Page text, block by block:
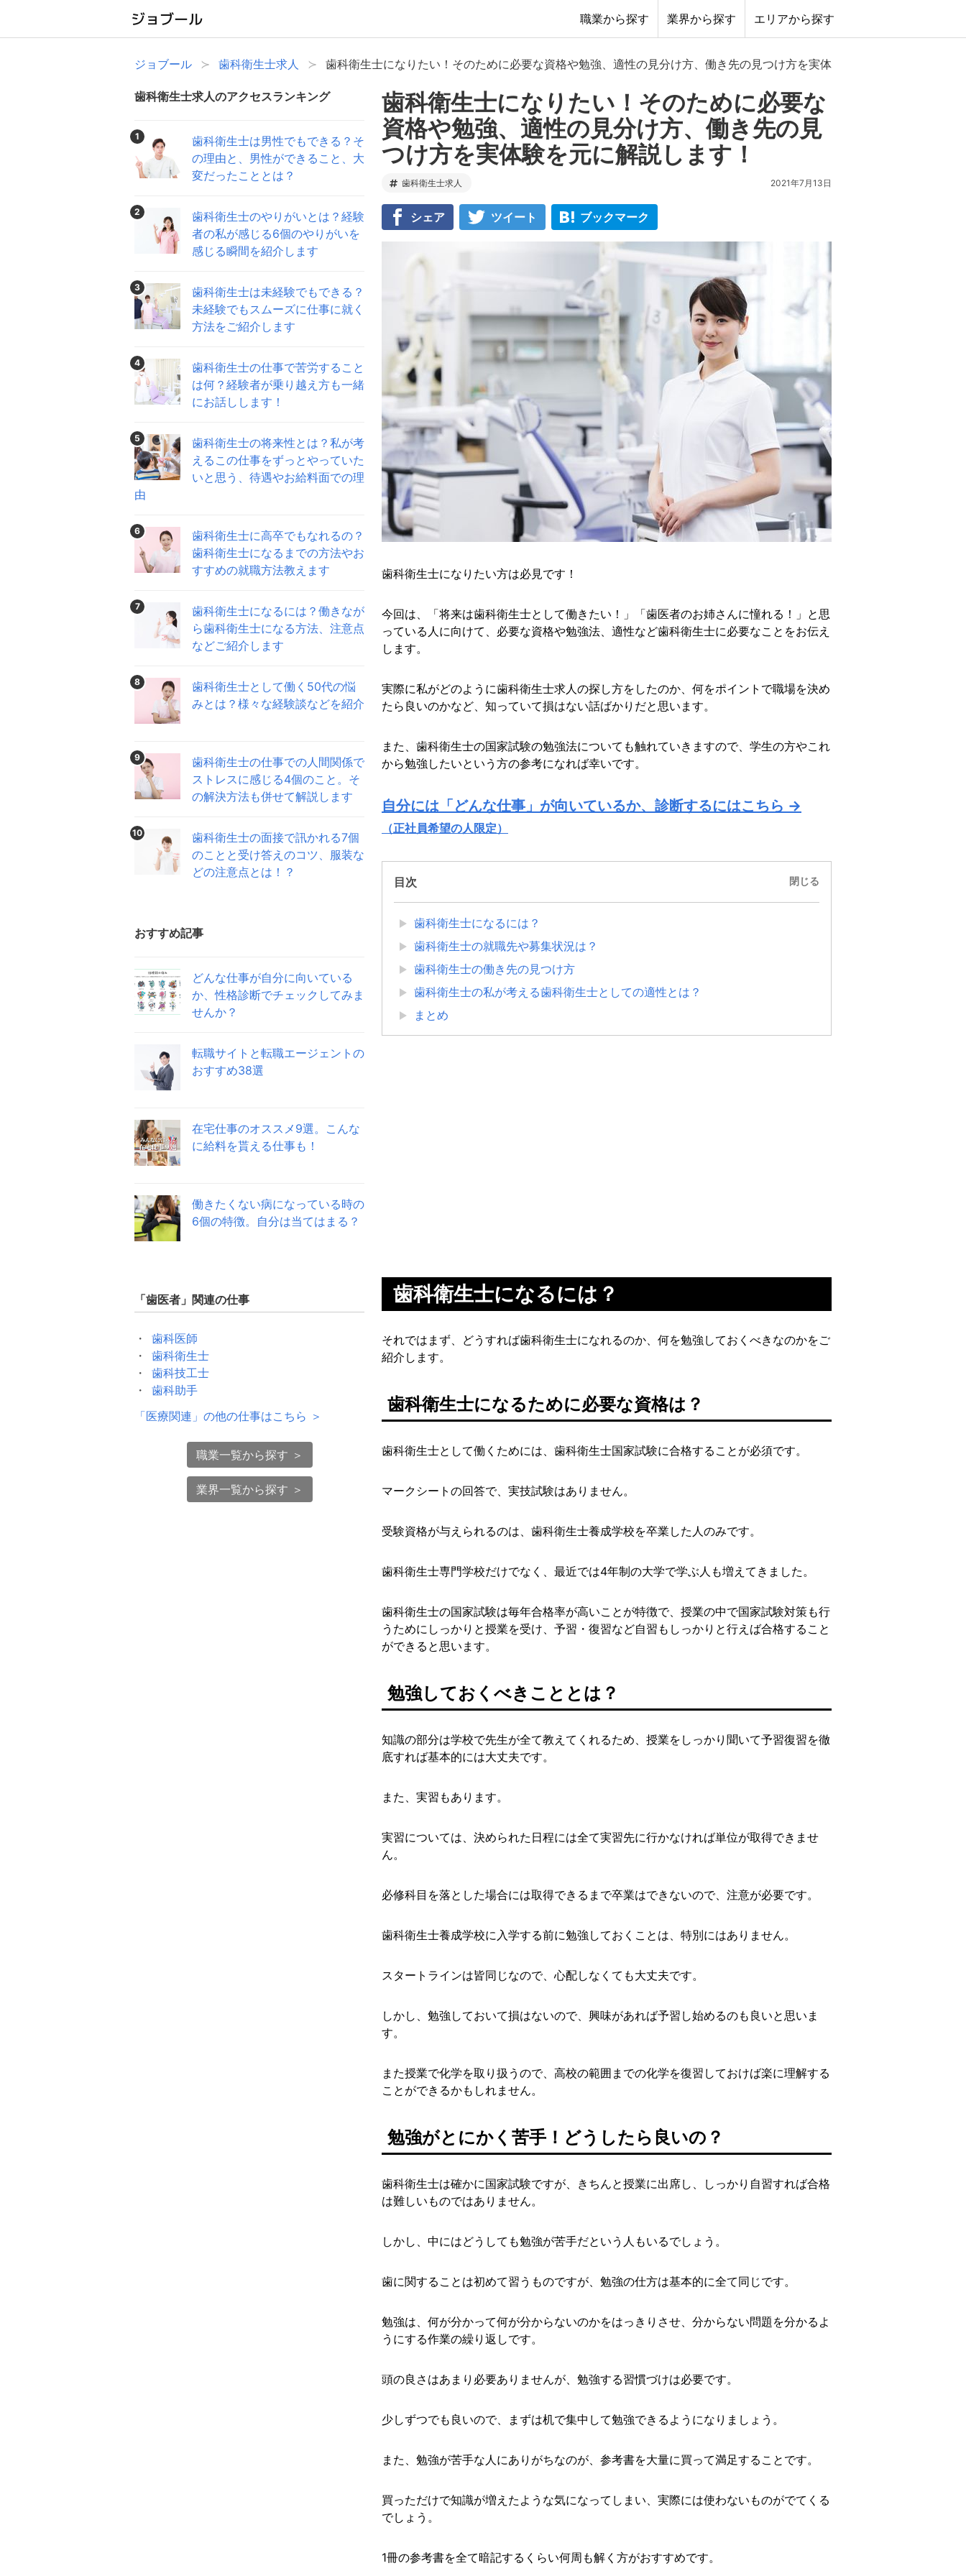
職業から探す 業界から探す エリアから探す
ジョブール 歯科衛生士求人 歯科衛生士になりたい！そのために必要な資格や勉強、適性の見分け方、働き先の見つけ方を実体験を元に解説します！
歯科衛生士求人のアクセスランキング
1
歯科衛生士は男性でもできる？そ
の理由と、男性ができること、大
変だったこととは？
2
歯科衛生士のやりがいとは？経験
者の私が感じる6個のやりがいを
感じる瞬間を紹介します
3
歯科衛生士は未経験でもできる？
未経験でもスムーズに仕事に就く
方法をご紹介します
4
歯科衛生士の仕事で苦労すること
は何？経験者が乗り越え方も一緒
にお話しします！
5
歯科衛生士の将来性とは？私が考
えるこの仕事をずっとやっていた
いと思う、待遇やお給料面での理
由
6
歯科衛生士に高卒でもなれるの？
歯科衛生士になるまでの方法やお
すすめの就職方法教えます
7
歯科衛生士になるには？働きなが
ら歯科衛生士になる方法、注意点
などご紹介します
8
歯科衛生士として働く50代の悩
みとは？様々な経験談などを紹介
9
歯科衛生士の仕事での人間関係で
ストレスに感じる4個のこと。そ
の解決方法も併せて解説します
10
歯科衛生士の面接で訊かれる7個
のことと受け答えのコツ、服装な
どの注意点とは！？
おすすめ記事
どんな仕事が自分に向いている
か、性格診断でチェックしてみま
せんか？
転職サイトと転職エージェントの
おすすめ38選
在宅仕事のオススメ9選。こんな
に給料を貰える仕事も！
働きたくない病になっている時の
6個の特徴。自分は当てはまる？
「歯医者 」関連の仕事
歯科医師
歯科衛生士
歯科技工士
歯科助手
「医療関連 」の他の仕事はこちら ＞
職業一覧から探す ＞
業界一覧から探す ＞
歯科衛生士になりたい！そのために必要な
資格や勉強、適性の見分け方、働き先の見
つけ方を実体験を元に解説します！
歯科衛生士求人 2021年7月13日
シェア ツイート ブックマーク
歯科衛生士になりたい方は必見です！
今回は、「将来は歯科衛生士として働きたい！」「歯医者のお姉さんに憧れる！」と思
っている人に向けて、必要な資格や勉強法、適性など歯科衛生士に必要なことをお伝え
します。
実際に私がどのように歯科衛生士求人の探し方をしたのか、何をポイントで職場を決め
たら良いのかなど、知っていて損はない話ばかりだと思います。
また、歯科衛生士の国家試験の勉強法についても触れていきますので、学生の方やこれ
から勉強したいという方の参考になれば幸いです。
自分には「どんな仕事」が向いているか、診断するにはこちら →
（正社員希望の人限定）
目次 閉じる
歯科衛生士になるには？
歯科衛生士の就職先や募集状況は？
歯科衛生士の働き先の見つけ方
歯科衛生士の私が考える歯科衛生士としての適性とは？
まとめ
歯科衛生士になるには？
それではまず、どうすれば歯科衛生士になれるのか、何を勉強しておくべきなのかをご
紹介します。
歯科衛生士になるために必要な資格は？
歯科衛生士として働くためには、歯科衛生士国家試験に合格することが必須です。
マークシートの回答で、実技試験はありません。
受験資格が与えられるのは、歯科衛生士養成学校を卒業した人のみです。
歯科衛生士専門学校だけでなく、最近では4年制の大学で学ぶ人も増えてきました。
歯科衛生士の国家試験は毎年合格率が高いことが特徴で、授業の中で国家試験対策も行
うためにしっかりと授業を受け、予習・復習など自習もしっかりと行えば合格すること
ができると思います。
勉強しておくべきこととは？
知識の部分は学校で先生が全て教えてくれるため、授業をしっかり聞いて予習復習を徹
底すれば基本的には大丈夫です。
また、実習もあります。
実習については、決められた日程には全て実習先に行かなければ単位が取得できませ
ん。
必修科目を落とした場合には取得できるまで卒業はできないので、注意が必要です。
歯科衛生士養成学校に入学する前に勉強しておくことは、特別にはありません。
スタートラインは皆同じなので、心配しなくても大丈夫です。
しかし、勉強しておいて損はないので、興味があれば予習し始めるのも良いと思いま
す。
また授業で化学を取り扱うので、高校の範囲までの化学を復習しておけば楽に理解する
ことができるかもしれません。
勉強がとにかく苦手！どうしたら良いの？
歯科衛生士は確かに国家試験ですが、きちんと授業に出席し、しっかり自習すれば合格
は難しいものではありません。
しかし、中にはどうしても勉強が苦手だという人もいるでしょう。
歯に関することは初めて習うものですが、勉強の仕方は基本的に全て同じです。
勉強は、何が分かって何が分からないのかをはっきりさせ、分からない問題を分かるよ
うにする作業の繰り返しです。
頭の良さはあまり必要ありませんが、勉強する習慣づけは必要です。
少しずつでも良いので、まずは机で集中して勉強できるようになりましょう。
また、勉強が苦手な人にありがちなのが、参考書を大量に買って満足することです。
買っただけで知識が増えたような気になってしまい、実際には使わないものがでてくる
でしょう。
1冊の参考書を全て暗記するくらい何周も解く方がおすすめです。